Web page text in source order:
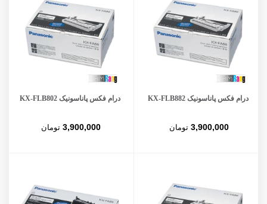
درام فکس پاناسونیک KX-FLB882
3,900,000 تومان
درام فکس پاناسونیک KX-FLB802
3,900,000 تومان